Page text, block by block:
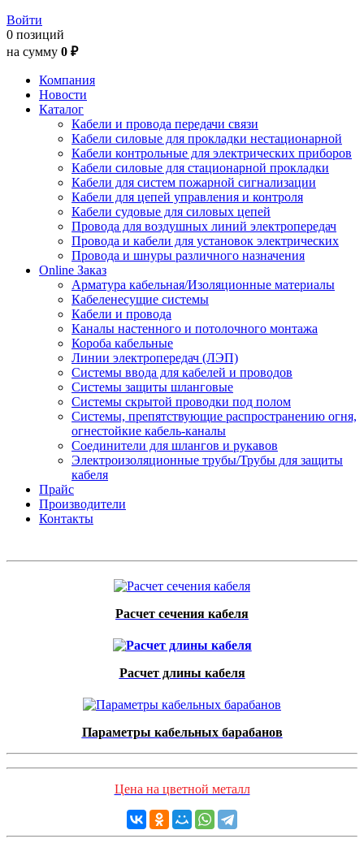
Войти
0 позиций
на сумму 0 ₽
Компания
Новости
Каталог
Кабели и провода передачи связи
Кабели силовые для прокладки нестационарной
Кабели контрольные для электрических приборов
Кабели силовые для стационарной прокладки
Кабели для систем пожарной сигнализации
Кабели для цепей управления и контроля
Кабели судовые для силовых цепей
Провода для воздушных линий электропередач
Провода и кабели для установок электрических
Провода и шнуры различного назначения
Online Заказ
Арматура кабельная/Изоляционные материалы
Кабеленесущие системы
Кабели и провода
Каналы настенного и потолочного монтажа
Короба кабельные
Линии электропередач (ЛЭП)
Системы ввода для кабелей и проводов
Системы защиты шланговые
Системы скрытой проводки под полом
Системы, препятствующие распространению огня,
огнестойкие кабель-каналы
Соединители для шлангов и рукавов
Электроизоляционные трубы/Трубы для защиты
кабеля
Прайс
Производители
Контакты
Расчет сечения кабеля
Расчет длины кабеля
Параметры кабельных барабанов
Цена на цветной металл